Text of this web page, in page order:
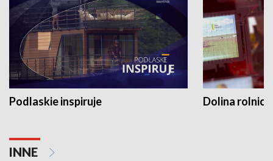
Podlaskie inspiruje Dolina
INNE